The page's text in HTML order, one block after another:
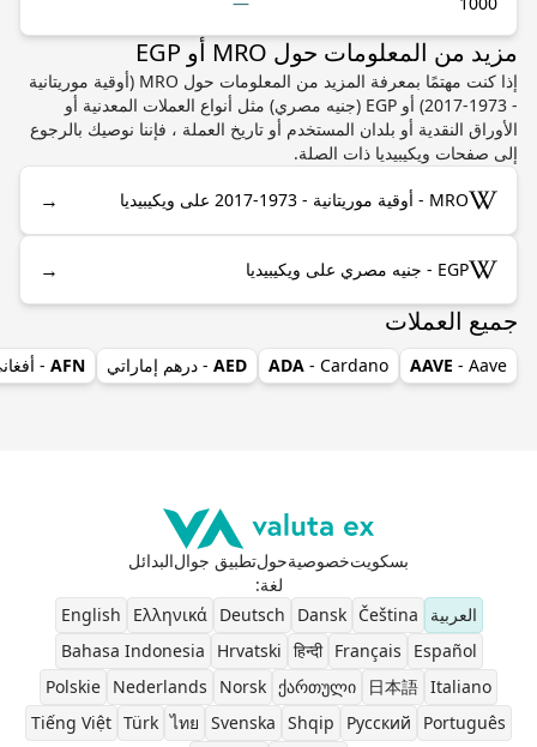
مزيد من المعلومات حول MRO أو EGP
إذا كنت مهتمًا بمعرفة المزيد من المعلومات حول MRO (أوقية موريتانية
- 1973-2017) أو EGP (جنيه مصري) مثل أنواع العملات المعدنية أو
الأوراق النقدية أو بلدان المستخدم أو تاريخ العملة ، فإننا نوصيك بالرجوع
إلى صفحات ويكيبيديا ذات الصلة.
MRO - أوقية موريتانية - 1973-2017 على ويكيبيديا →
EGP - جنيه مصري على ويكيبيديا →
جميع العملات
AAVE - Aave
ADA - Cardano
AED - درهم إماراتي AFN
-
بسكويتخصوصيةحولتطبيق جوالالبدائل
لغة:
العربية
Čeština
Dansk
Deutsch
Ελληνικά
English
Español
Français
हिन्दी
Hrvatski
Bahasa Indonesia
Italiano
日本語
ქართული
Norsk
Nederlands
Polskie
Português
Pусский
Shqip
Svenska
ไทย
Türk
Tiếng Việt